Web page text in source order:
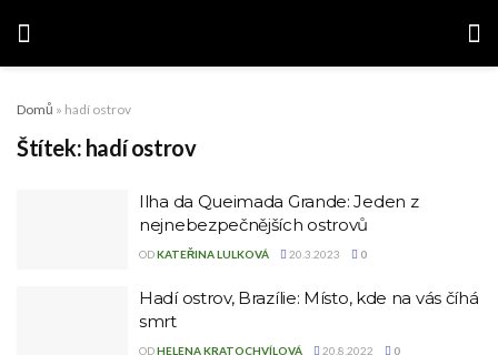
Domů » hadí ostrov
Štítek: hadí ostrov
Ilha da Queimada Grande: Jeden z
nejnebezpečnějších ostrovů
ODKATEŘINA LULKOVÁ 20.3.2023 0
Hadí ostrov, Brazílie: Místo, kde na vás číhá
smrt
ODHELENA KRATOCHVÍLOVÁ 20.8.2022 0